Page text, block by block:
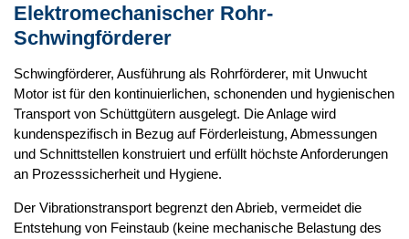
Elektromechanischer Rohr-
Schwingförderer
Schwingförderer, Ausführung als Rohrförderer, mit Unwucht
Motor ist für den kontinuierlichen, schonenden und hygienischen
Transport von Schüttgütern ausgelegt. Die Anlage wird
kundenspezifisch in Bezug auf Förderleistung, Abmessungen
und Schnittstellen konstruiert und erfüllt höchste Anforderungen
an Prozesssicherheit und Hygiene.
Der Vibrationstransport begrenzt den Abrieb, vermeidet die
Entstehung von Feinstaub (keine mechanische Belastung des